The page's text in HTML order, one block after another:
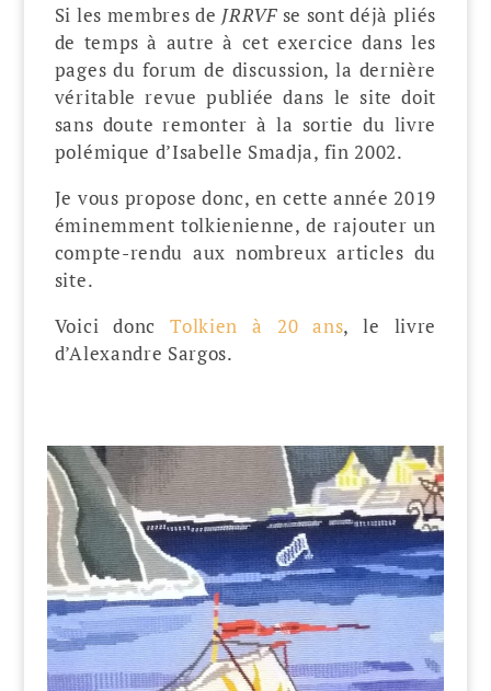
Si les membres de JRRVFse sont déjà pliés
de temps à autre à cet exercice dans les
pages du forum de discussion, la dernière
véritable revue publiée dans le site doit
sans doute remonter à la sortie du livre
polémique d’Isabelle Smadja, fin 2002.
Je vous propose donc, en cette année 2019
éminemment tolkienienne, de rajouter un
compte-rendu aux nombreux articles du
site.
Voici doncTolkien à 20 ans, le livre
d’Alexandre Sargos.